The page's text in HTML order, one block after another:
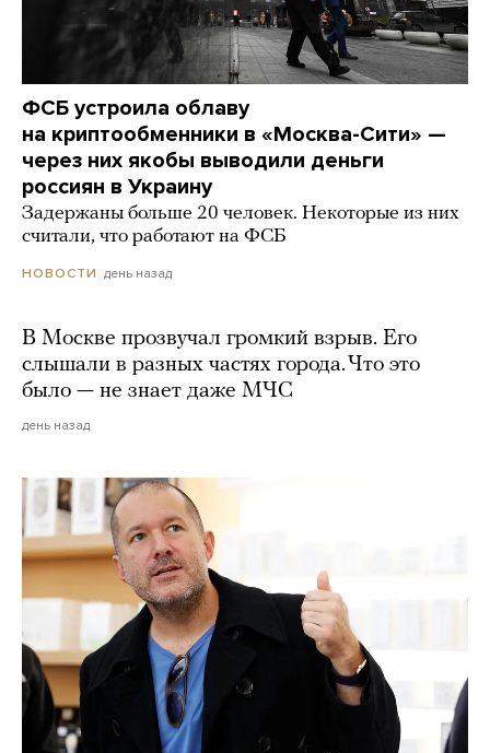
ФСБ устроила облаву
на криптообменники в «Москва-Сити» —
через них якобы выводили деньги
россиян в Украину
Задержаны больше 20 человек. Некоторые из них
считали, что работают на ФСБ
НОВОСТИ день назад
В Москве прозвучал громкий взрыв. Его
слышали в разных частях города. Что это
было — не знает даже МЧС
день назад